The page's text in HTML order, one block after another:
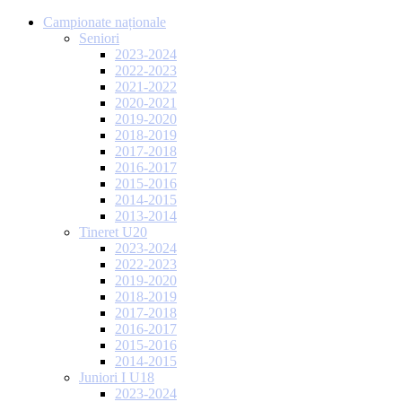
Campionate naționale
Seniori
2023-2024
2022-2023
2021-2022
2020-2021
2019-2020
2018-2019
2017-2018
2016-2017
2015-2016
2014-2015
2013-2014
Tineret U20
2023-2024
2022-2023
2019-2020
2018-2019
2017-2018
2016-2017
2015-2016
2014-2015
Juniori I U18
2023-2024